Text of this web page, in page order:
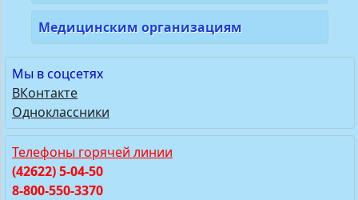
Медицинским организациям
Мы в соцсетях
ВКонтакте
Одноклассники
Телефоны горячей линии
(42622) 5-04-50
8-800-550-3370